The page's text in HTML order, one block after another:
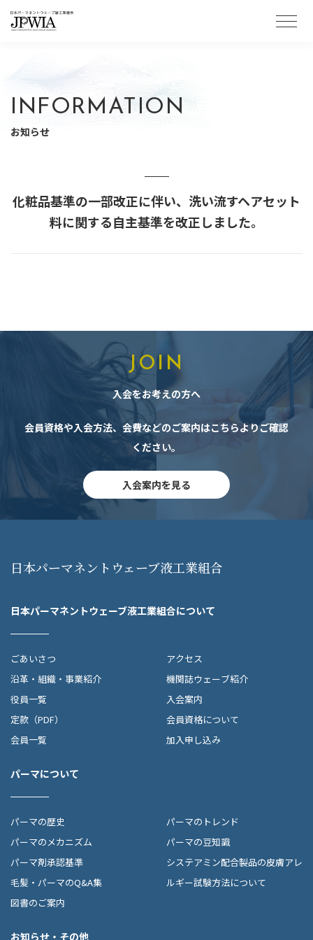
パーマについて
お知らせ
INFORMATION
お知らせ
化粧品基準の一部改正に伴い、洗い流すヘアセット
料に関する自主基準を改正しました。
JOIN
入会をお考えの方へ
会員資格や入会方法、会費などのご案内はこちらよりご確認
ください。
入会案内を見る
日本パーマネントウェーブ液工業組合
日本パーマネントウェーブ液工業組合について
ごあいさつ
沿革・組織・事業紹介
役員一覧
定款（PDF）
会員一覧
アクセス
機関誌ウェーブ紹介
入会案内
会員資格について
加入申し込み
パーマについて
パーマの歴史
パーマのメカニズム
パーマ剤承認基準
毛髪・パーマのQ&A集
図書のご案内
パーマのトレンド
パーマの豆知識
システアミン配合製品の皮膚アレ
ルギー試験方法について
お知らせ・その他